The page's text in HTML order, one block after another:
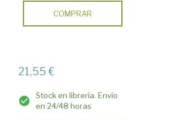
COMPRAR
21,55 €
Stock en librería. Envío
en 24/48 horas